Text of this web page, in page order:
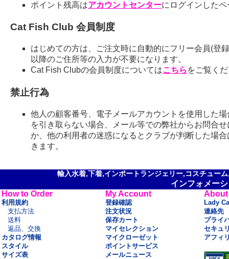
ポイント残高はアカウントセンターにログインした
Cat Fish Club 会員制度
はじめての方は、ご注文時に自動的にフリー会員(登
以降のご住所等の入力が不要になります。
Cat Fish Clubの会員制度についてはこちら をご覧く
禁止行為
他人の顧客番号、電子メールアカウントを使用した
を引き取らない場合、メール等での弊社からお問合
か、他の利用者の迷惑になるとクラブが判断した場
きます。
輸入水着,下着,インポートランジェリー,コスチュー
インフォメー
How to Order
利用規約
支払方法
送料
返品、交換
カタログ情報
スタイル
サイズ表
My Account
登録確認
注文状況
保存カート
マイセレクション
マイクローゼット
ポイントサービス
メールニュース
About
Lady
連絡先
プライ
セキュ
アフィ